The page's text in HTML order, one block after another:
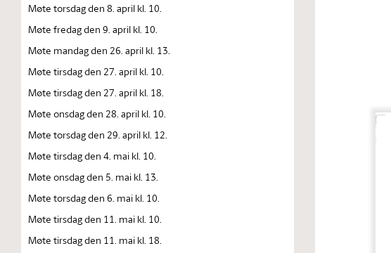
Møte torsdag den 8. april kl. 10.
Møte fredag den 9. april kl. 10.
Møte mandag den 26. april kl. 13.
Møte tirsdag den 27. april kl. 10.
Møte tirsdag den 27. april kl. 18.
Møte onsdag den 28. april kl. 10.
Møte torsdag den 29. april kl. 12.
Møte tirsdag den 4. mai kl. 10.
Møte onsdag den 5. mai kl. 13.
Møte torsdag den 6. mai kl. 10.
Møte tirsdag den 11. mai kl. 10.
Møte tirsdag den 11. mai kl. 18.